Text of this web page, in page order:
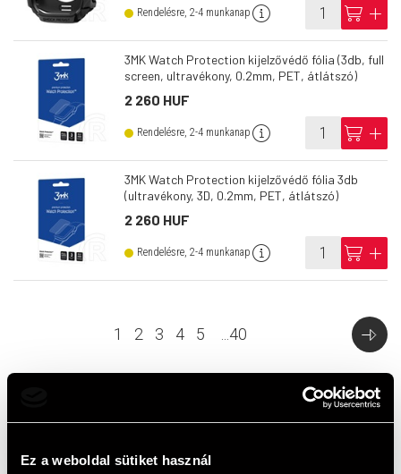
Ez a weboldal sütiket használ
Rendelésre, 2-4 munkanap info cart add
3MK Watch Protection kijelzővédő fólia (3db, full
screen, ultravékony, 0.2mm, PET, átlátszó)
2 260 HUF
Rendelésre, 2-4 munkanap info cart add
3MK Watch Protection kijelzővédő fólia 3db
(ultravékony, 3D, 0.2mm, PET, átlátszó)
2 260 HUF
Rendelésre, 2-4 munkanap info cart add
1 2 3 4 5 40
Top termékek